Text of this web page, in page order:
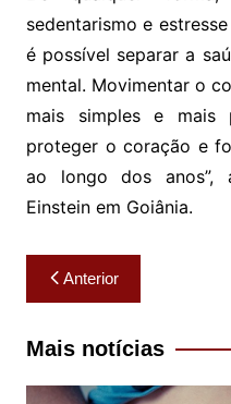
sedentarismo e
é possível separar a
mental. Movimentar o
mais simples e mais
proteger o coração e
ao longo dos anos”,
Einstein em Goiânia.
Navegação
de
Post
Anterior
Mais notícias